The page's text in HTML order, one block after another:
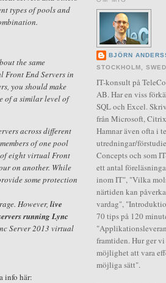
types of pools and
the same
Front End Servers in
you should make
of a similar level of
across different
of one pool
of eight virtual Front
on another. While
some protection
However, live
running Lync
Server 2013 virtual
info här:
BJÖRN
STOCKHOLM,
IT-konsult på
AB. Har en viss
SQL och Excel.
från Microsoft,
Hamnar även ofta i
utredningar/
Concepts och som
ett antal
inom IT", "Vilka
närtiden kan
vardag",
70 tips på 120
framtiden. Hur ger vi
möjlighet att vara
möjliga sätt".